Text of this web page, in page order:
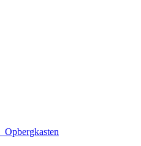
Opbergkasten